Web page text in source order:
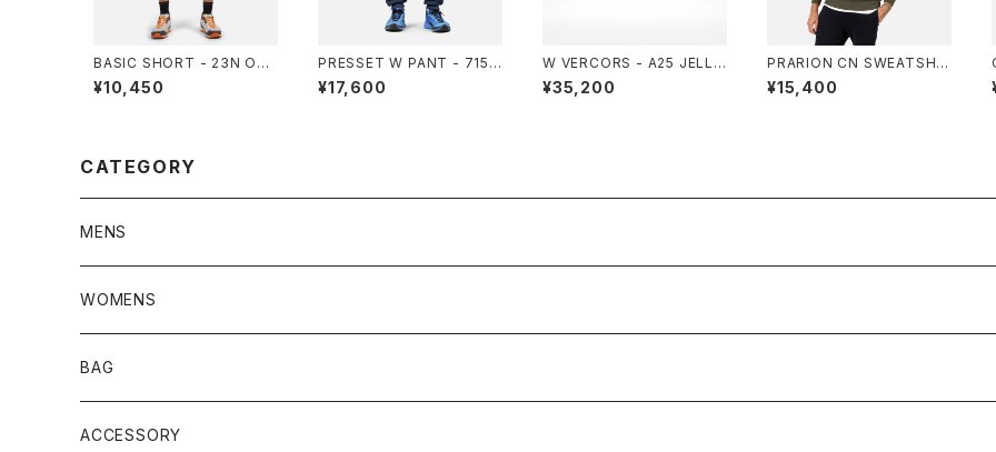
BASIC SHORT - 23N ONY
X GREY
¥10,450
PRESSET W PANT - 715
DARK NAVY
¥17,600
W VERCORS - A25 JELLY
MINT
¥35,200
PRARION CN SWEATSHIR
T - A01 OLIVE SHADOW
¥15,400
CATEGORY
MENS
JACKET
TOPS
PANTS
WOMENS
JACKET
TOPS
BAG
ACCESSORY